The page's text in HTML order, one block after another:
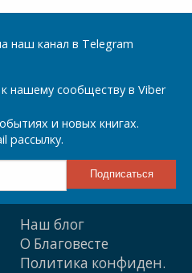
наш канал в Telegram
нашему сообществу в Viber
и новых книгах.
рассылку.
Наш блог
О Благовесте
Политика конфиден.